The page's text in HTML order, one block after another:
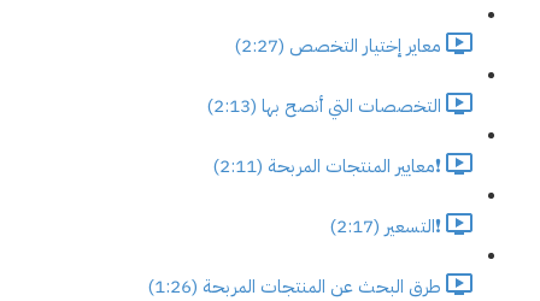
معاير إختيار التخصص (2:27)
التخصصات التي أنصح بها (2:13)
❗معايير المنتجات المربحة (2:11)
❗التسعير (2:17)
طرق البحث عن المنتجات المربحة (1:26)